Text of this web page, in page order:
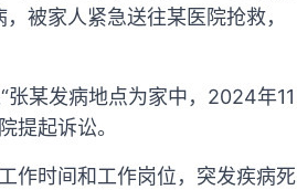
被家人紧急送往某医院抢救，
某发病地点为家中，2024年11
提起诉讼。
作时间和工作岗位，突发疾病死